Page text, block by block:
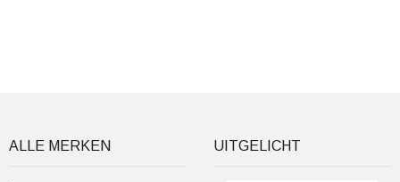
ALLE MERKEN UITGELICHT